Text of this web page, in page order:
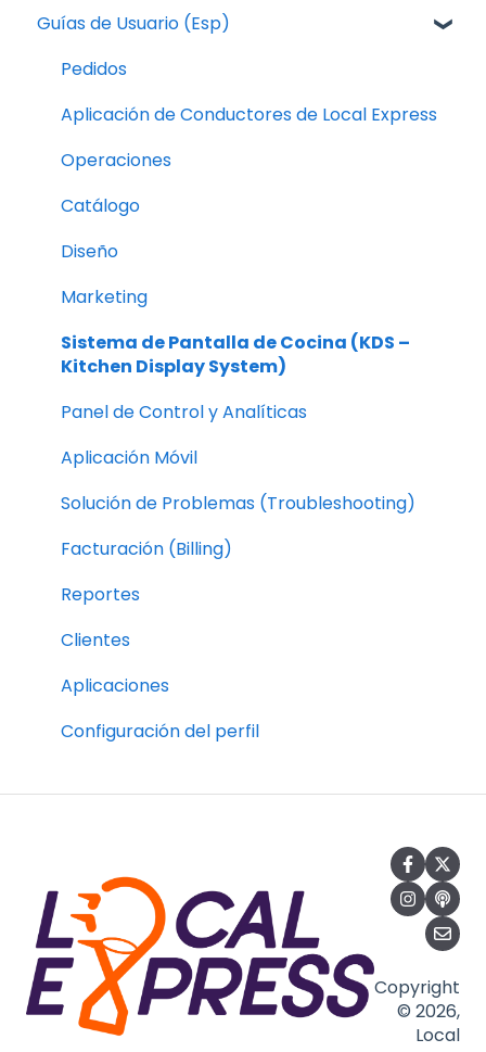
Operation
Catalog
Design
Marketing
Kitchen Display System (KDS)
Dashboard and Analytics
Mobile Application
Troubleshooting
Guías de Usuario (Esp)
Pedidos
Aplicación de Conductores de Local Express
Operaciones
Catálogo
Diseño
Marketing
Sistema de Pantalla de Cocina (KDS –
Kitchen Display System)
Panel de Control y Analíticas
Aplicación Móvil
Solución de Problemas (Troubleshooting)
Facturación (Billing)
Reportes
Clientes
Aplicaciones
Configuración del perfil
Copyright
© 2026,
Local